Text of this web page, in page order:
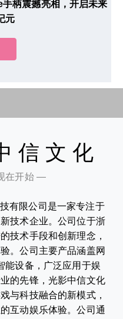
柄震撼亮相，开启未来
元
信文化
在开始 —
有限公司是一家专注于
技术企业。公司位于浙
技术手段和创新理念，
。公司主要产品涵盖网
能设备，广泛应用于娱
的先锋，光影中信文化
与科技融合的新模式，
互动娱乐体验。公司通